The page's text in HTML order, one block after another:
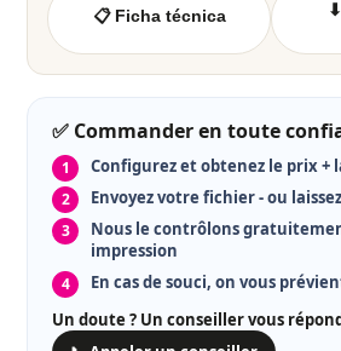
📋 Ficha técnica
✅ Commander en toute
Configurez et obtenez le prix +
Envoyez votre fichier - ou
Nous le contrôlons
impression
En cas de souci, on vous
Un doute ? Un conseiller vous